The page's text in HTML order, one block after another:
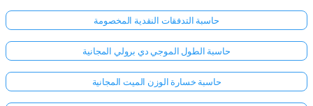
حاسبة التدفقات النقدية المخصومة
حاسبة الطول الموجي دي برولي المجانية
حاسبة خسارة الوزن الميت المجانية